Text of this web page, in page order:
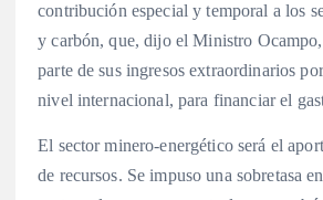
contribución especial y temporal a los
y carbón, que, dijo el Ministro
parte de sus ingresos extraordinarios
nivel internacional, para financiar el
El sector minero-energético será el
de recursos. Se impuso una sobretasa